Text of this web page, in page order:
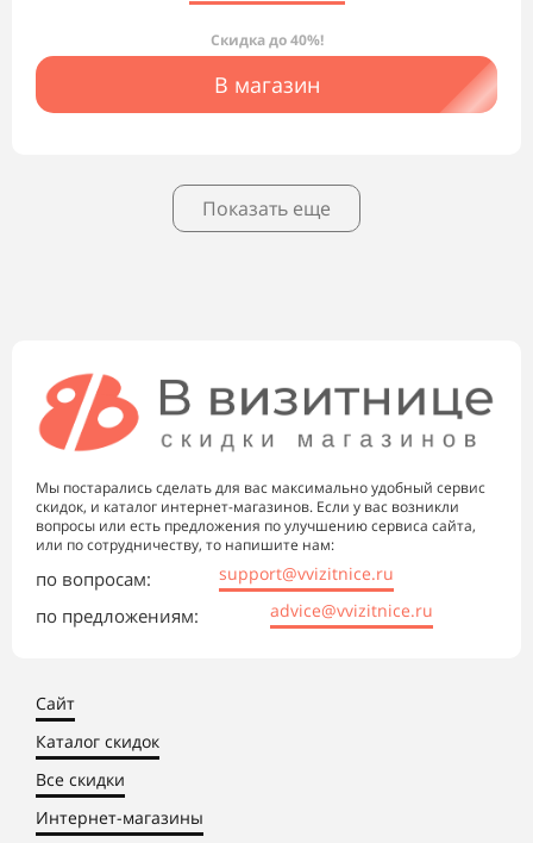
Скидка до 40%!
В магазин
Показать еще
Мы постарались сделать для вас максимально удобный сервис
скидок, и каталог интернет-магазинов. Если у вас возникли
вопросы или есть предложения по улучшению сервиса сайта,
или по сотрудничеству, то напишите нам:
по вопросам: support@vvizitnice.ru
по предложениям: advice@vvizitnice.ru
Сайт
Каталог скидок
Все скидки
Интернет-магазины